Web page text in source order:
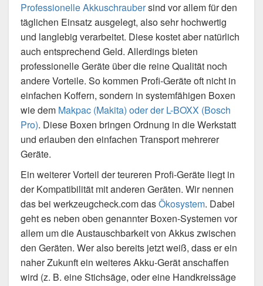
Professionelle Akkuschraubersind vor allem für den
täglichen Einsatz ausgelegt, also sehr hochwertig
und langlebig verarbeitet. Diese kostet aber natürlich
auch entsprechend Geld. Allerdings bieten
professionelle Geräte über die reine Qualität noch
andere Vorteile. So kommen Profi-Geräte oft nicht in
einfachen Koffern, sondern in systemfähigen Boxen
wie dem Makpac (Makita) oder der L-BOXX (Bosch
Pro). Diese Boxen bringen Ordnung in die Werkstatt
und erlauben den einfachen Transport mehrerer
Geräte.
Ein weiterer Vorteil der teureren Profi-Geräte liegt in
der Kompatibilität mit anderen Geräten. Wir nennen
das bei werkzeugcheck.com dasÖkosystem. Dabei
geht es neben oben genannter Boxen-Systemen vor
allem um die Austauschbarkeit von Akkus zwischen
den Geräten. Wer also bereits jetzt weiß, dass er ein
naher Zukunft ein weiteres Akku-Gerät anschaffen
wird (z. B. eine Stichsäge, oder eine Handkreissäge